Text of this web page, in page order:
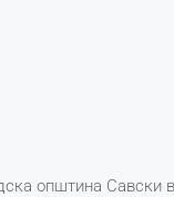
општина Савски